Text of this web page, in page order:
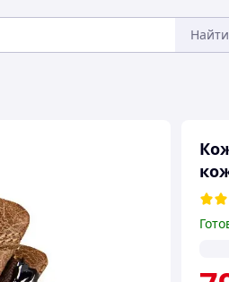
Найти